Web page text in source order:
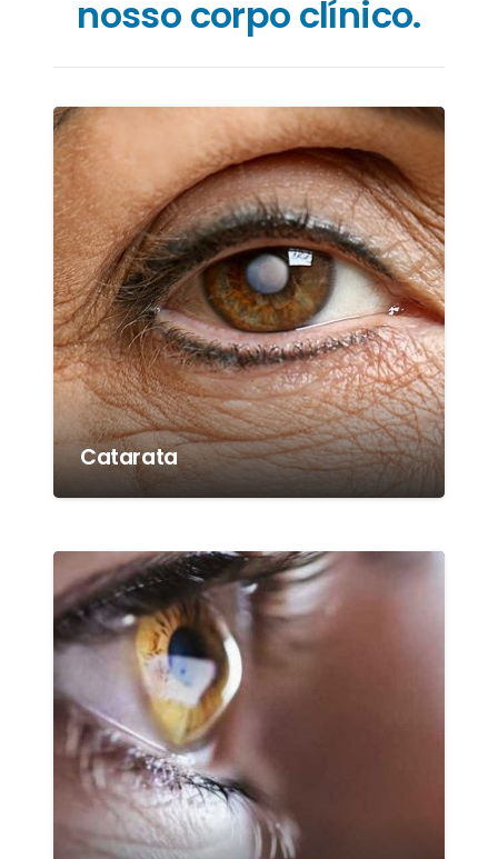
nosso corpo clínico.
Catarata